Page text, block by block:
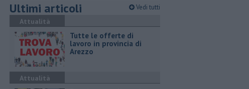
Ultimi articoli Vedi tutti
Attualità
​Tutte le offerte di
lavoro in provincia di
Arezzo
Attualità